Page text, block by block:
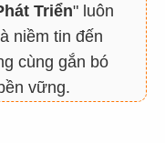
Triển" luôn
niềm tin đến
cùng gắn bó
vững.